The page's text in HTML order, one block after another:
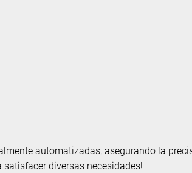
automatizadas, asegurando la
diversas necesidades!